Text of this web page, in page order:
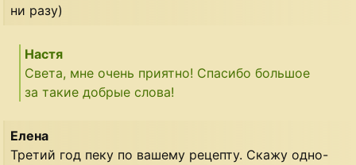
ни разу)
Настя
Света, мне очень приятно! Спасибо большое
за такие добрые слова!
Елена
Третий год пеку по вашему рецепту. Скажу одно-